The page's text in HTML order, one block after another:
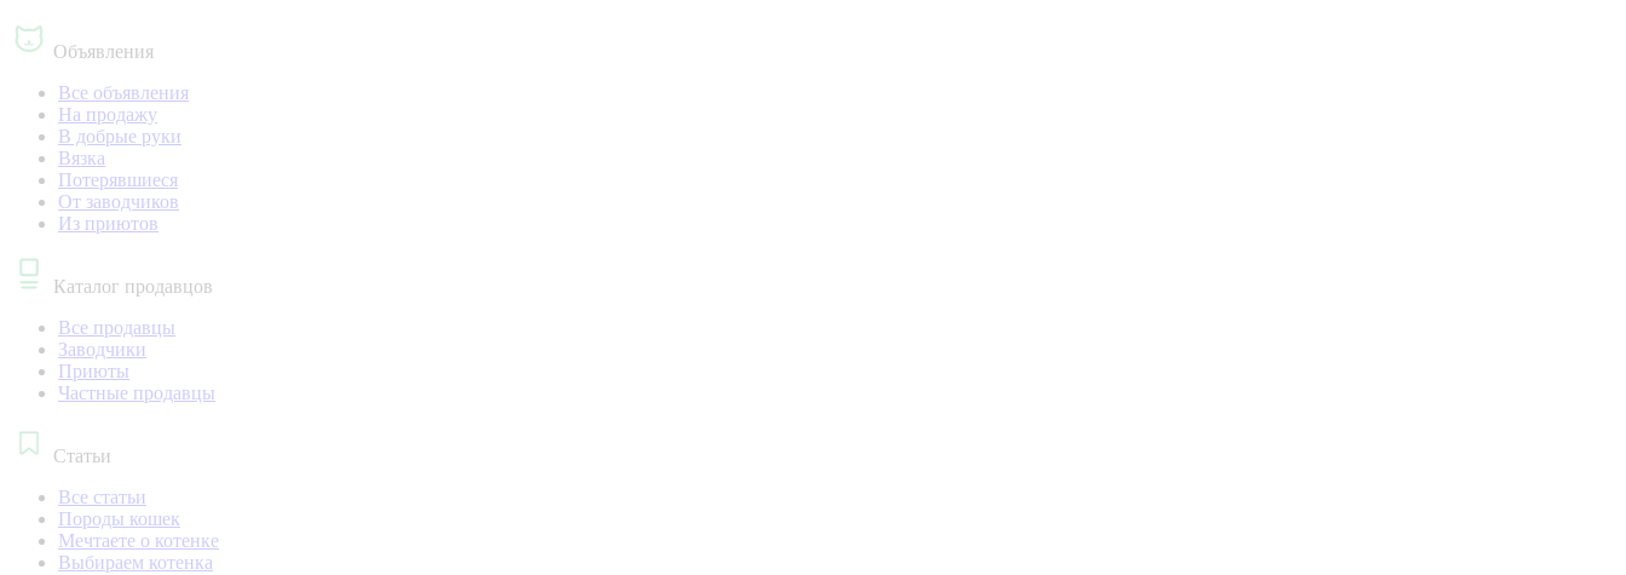
Объявления
Все объявления
На продажу
В добрые руки
Вязка
Потерявшиеся
От заводчиков
Из приютов
Каталог продавцов
Все продавцы
Заводчики
Приюты
Частные продавцы
Статьи
Все статьи
Породы кошек
Мечтаете о котенке
Выбираем котенка